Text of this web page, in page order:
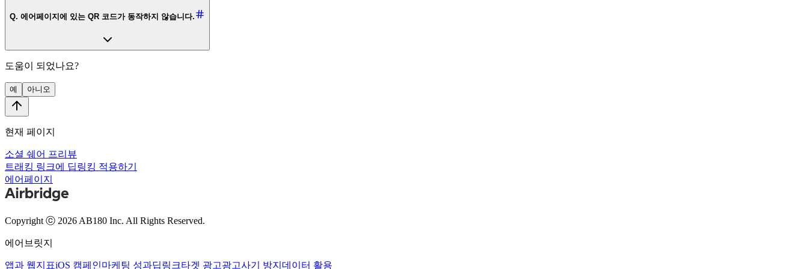
Q. 에어페이지에 있는 QR 코드가 동작하지 않습니다.
도움이 되었나요?
예 아니오
현재 페이지
소셜 쉐어 프리뷰
트래킹 링크에 딥링킹 적용하기
에어페이지
Copyright ⓒ 2026 AB180 Inc. All Rights Reserved.
에어브릿지
앱과 웹지표iOS 캠페인마케팅 성과딥링크타겟 광고광고사기 방지 데이터 활용